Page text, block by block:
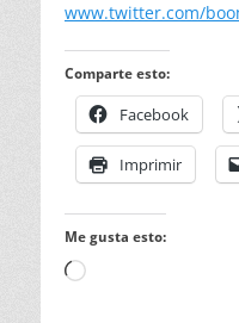
www.twitter.com/
Comparte esto:
Facebook
Imprimir
Me gusta esto:
Cargando...